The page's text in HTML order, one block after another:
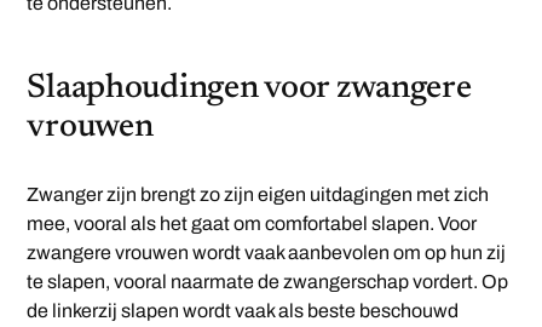
Slaaphoudingen voor zwangere
vrouwen
Zwanger zijn brengt zo zijn eigen uitdagingen met zich
mee, vooral als het gaat om comfortabel slapen. Voor
zwangere vrouwen wordt vaak aanbevolen om op hun zij
te slapen, vooral naarmate de zwangerschap vordert. Op
de linkerzij slapen wordt vaak als beste beschouwd